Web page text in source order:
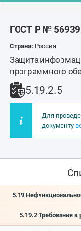
ГОСТ Р №
Страна: Россия
Защита
программного
5.19.2.5
Для
документу
5.19
5.19.2 Требования к